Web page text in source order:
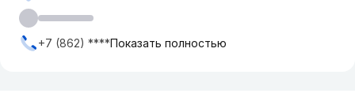
+7 (862) ****Показать полностью